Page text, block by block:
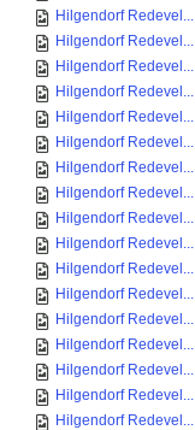
Hilgendorf Redevel...
Hilgendorf Redevel...
Hilgendorf Redevel...
Hilgendorf Redevel...
Hilgendorf Redevel...
Hilgendorf Redevel...
Hilgendorf Redevel...
Hilgendorf Redevel...
Hilgendorf Redevel...
Hilgendorf Redevel...
Hilgendorf Redevel...
Hilgendorf Redevel...
Hilgendorf Redevel...
Hilgendorf Redevel...
Hilgendorf Redevel...
Hilgendorf Redevel...
Hilgendorf Redevel...